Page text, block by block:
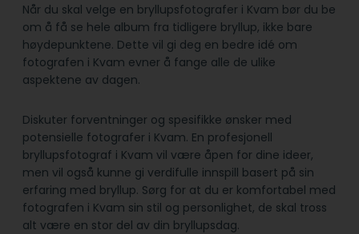
Når du skal velge en bryllupsfotografer i Kvam bør du be
om å få se hele album fra tidligere bryllup, ikke bare
høydepunktene. Dette vil gi deg en bedre idé om
fotografen i Kvam evner å fange alle de ulike
aspektene av dagen.
Diskuter forventninger og spesifikke ønsker med
potensielle fotografer i Kvam. En profesjonell
bryllupsfotograf i Kvam vil være åpen for dine ideer,
men vil også kunne gi verdifulle innspill basert på sin
erfaring med bryllup. Sørg for at du er komfortabel med
fotografen i Kvam sin stil og personlighet, de skal tross
alt være en stor del av din bryllupsdag.